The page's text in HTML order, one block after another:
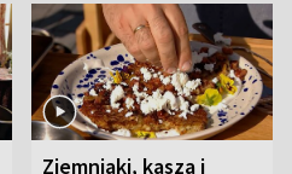
Ziemniaki, kasza i